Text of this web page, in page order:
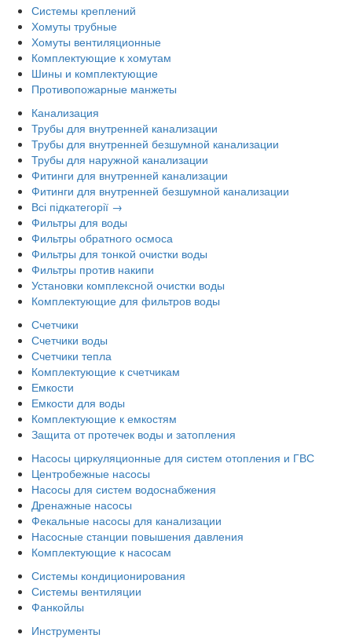
Системы креплений
Хомуты трубные
Хомуты вентиляционные
Комплектующие к хомутам
Шины и комплектующие
Противопожарные манжеты
Канализация
Трубы для внутренней канализации
Трубы для внутренней безшумной канализации
Трубы для наружной канализации
Фитинги для внутренней канализации
Фитинги для внутренней безшумной канализации
Всі підкатегорії →
Фильтры для воды
Фильтры обратного осмоса
Фильтры для тонкой очистки воды
Фильтры против накипи
Установки комплексной очистки воды
Комплектующие для фильтров воды
Счетчики
Счетчики воды
Счетчики тепла
Комплектующие к счетчикам
Емкости
Емкости для воды
Комплектующие к емкостям
Защита от протечек воды и затопления
Насосы циркуляционные для систем отопления и ГВС
Центробежные насосы
Насосы для систем водоснабжения
Дренажные насосы
Фекальные насосы для канализации
Насосные станции повышения давления
Комплектующие к насосам
Системы кондиционирования
Системы вентиляции
Фанкойлы
Инструменты